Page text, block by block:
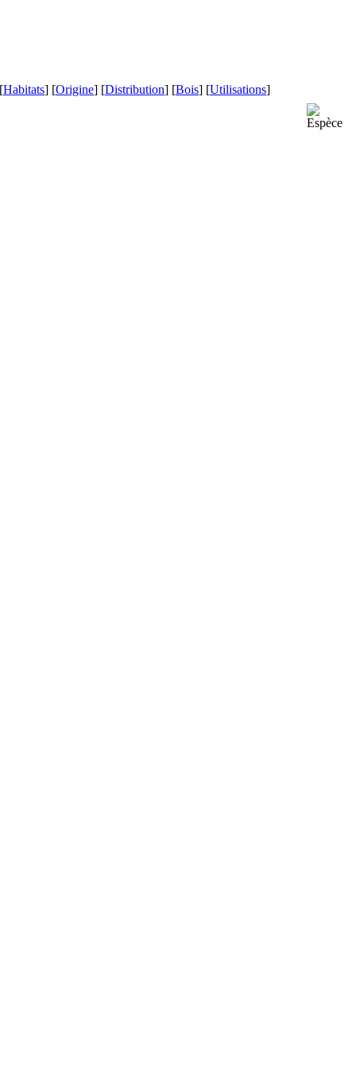
Habitats] [Origine] [Distribution] [Bois] [Utilisations]